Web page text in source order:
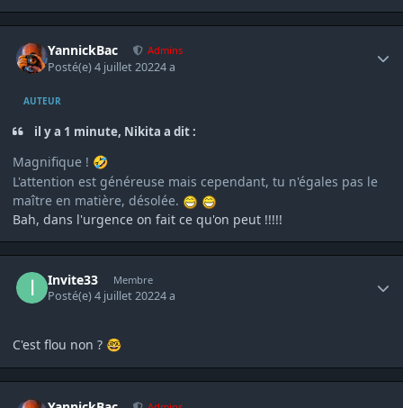
YannickBac Admins
Posté(e)4 juillet 20224 a
AUTEUR
il y a 1 minute, Nikita a dit :
Magnifique ! 🤣
L'attention est généreuse mais cependant, tu n'égales pas le
maître en matière, désolée.
Bah, dans l'urgence on fait ce qu'on peut !!!!!
Invite33 Membre
Posté(e)4 juillet 20224 a
C'est flou non ? 🤓